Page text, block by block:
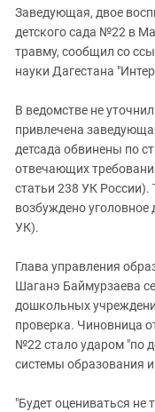
Заведующая, двое
детского сада №22 в
травму, сообщил со
науки Дагестана
В ведомстве не
привлечена
детсада обвинены по
отвечающих
статьи 238 УК России).
возбуждено уголовное
УК).
Глава управления
Шаганэ Баймурзаева
дошкольных
проверка. Чиновница
№22 стало ударом "по
системы образования
"Будет оцениваться не